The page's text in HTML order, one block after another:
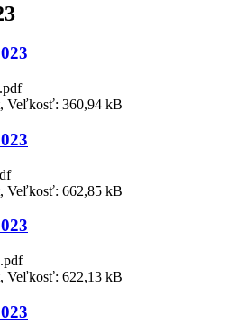
Veľkosť: 360,94 kB
Veľkosť: 662,85 kB
Veľkosť: 622,13 kB